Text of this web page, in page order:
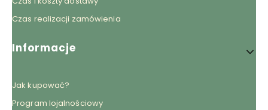
Czas realizacji zamówienia
Informacje
Jak kupować?
Program lojalnościowy